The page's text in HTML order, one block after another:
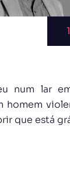
1
num lar
homem
que está